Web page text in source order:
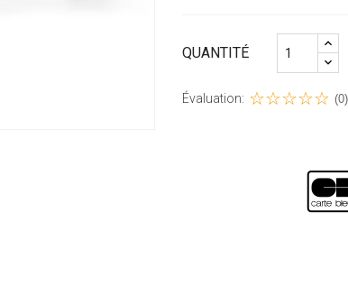
QUANTITÉ
Évaluation: (0)